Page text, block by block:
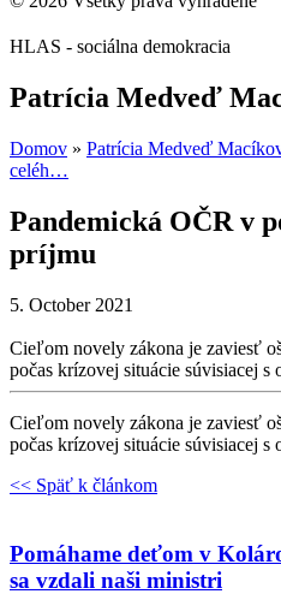
HLAS - sociálna demokracia
Patrícia Medveď
Domov » Patrícia Medveď
celéh…
Pandemická OČR v
príjmu
5. October 2021
Cieľom novely zákona je zaviesť
počas krízovej situácie súvisiacej s
Cieľom novely zákona je zaviesť
počas krízovej situácie súvisiacej s
<< Späť k článkom
Pomáhame deťom v
sa vzdali naši ministri